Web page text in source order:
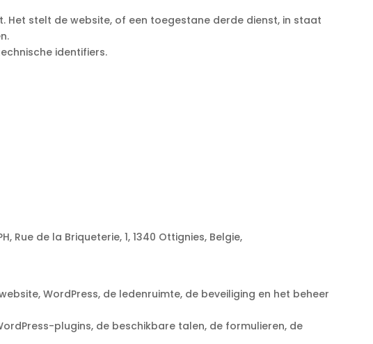
stelt de website, of een toegestane derde dienst, in staat
identifiers.
Rue de la Briqueterie, 1, 1340 Ottignies, Belgie,
WordPress, de ledenruimte, de beveiliging en het beheer
plugins, de beschikbare talen, de formulieren, de